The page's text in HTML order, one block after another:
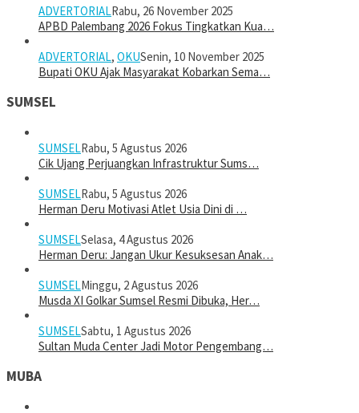
ADVERTORIALRabu, 26 November 2025
APBD Palembang 2026 Fokus Tingkatkan Kua…
ADVERTORIAL, OKUSenin, 10 November 2025
Bupati OKU Ajak Masyarakat Kobarkan Sema…
SUMSEL
SUMSELRabu, 5 Agustus 2026
Cik Ujang Perjuangkan Infrastruktur Sums…
SUMSELRabu, 5 Agustus 2026
Herman Deru Motivasi Atlet Usia Dini di …
SUMSELSelasa, 4 Agustus 2026
Herman Deru: Jangan Ukur Kesuksesan Anak…
SUMSELMinggu, 2 Agustus 2026
Musda XI Golkar Sumsel Resmi Dibuka, Her…
SUMSELSabtu, 1 Agustus 2026
Sultan Muda Center Jadi Motor Pengembang…
MUBA